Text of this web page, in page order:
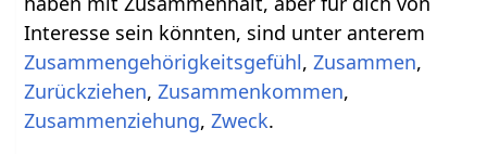
Interesse sein könnten, sind unter anterem
,
,
,
,
,
.